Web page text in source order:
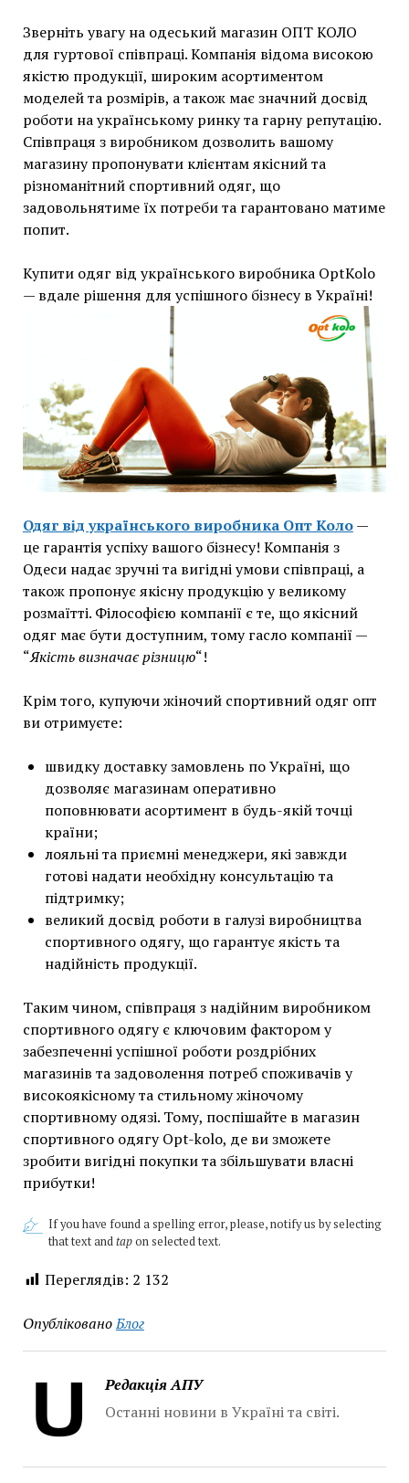
Зверніть увагу на одеський магазин ОПТ КОЛО
для гуртової співпраці. Компанія відома високою
якістю продукції, широким асортиментом
моделей та розмірів, а також має значний досвід
роботи на українському ринку та гарну репутацію.
Співпраця з виробником дозволить вашому
магазину пропонувати клієнтам якісний та
різноманітний спортивний одяг, що
задовольнятиме їх потреби та гарантовано матиме
попит.
Купити одяг від українського виробника OptKolo
— вдале рішення для успішного бізнесу в Україні!
Одяг від українського виробника Опт Коло—
це гарантія успіху вашого бізнесу! Компанія з
Одеси надає зручні та вигідні умови співпраці, а
також пропонує якісну продукцію у великому
розмаїтті. Філософією компанії є те, що якісний
одяг має бути доступним, тому гасло компанії —
“Якість визначає різницю“!
Крім того, купуючи жіночий спортивний одяг опт
ви отримуєте:
швидку доставку замовлень по Україні, що
дозволяє магазинам оперативно
поповнювати асортимент в будь-якій точці
країни;
лояльні та приємні менеджери, які завжди
готові надати необхідну консультацію та
підтримку;
великий досвід роботи в галузі виробництва
спортивного одягу, що гарантує якість та
надійність продукції.
Таким чином, співпраця з надійним виробником
спортивного одягу є ключовим фактором у
забезпеченні успішної роботи роздрібних
магазинів та задоволення потреб споживачів у
високоякісному та стильному жіночому
спортивному одязі. Тому, поспішайте в магазин
спортивного одягу Opt-kolo, де ви зможете
зробити вигідні покупки та збільшувати власні
прибутки!
If you have found a spelling error, please, notify us by selecting
that text andtapon selected text.
Переглядів: 2 132
ОпублікованоБлог
Редакція АПУ
Останні новини в Україні та світі.